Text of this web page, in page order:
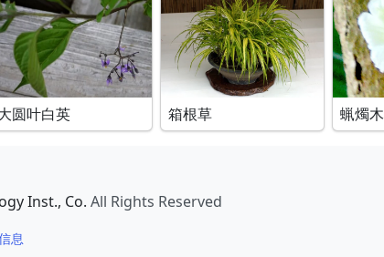
圆叶白英 箱根草 蝋燭木
Inst., Co. All Rights Reserved
息